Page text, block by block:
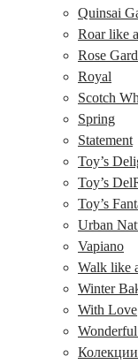
Quinsai
Roar like
Rose
Royal
Scotch
Spring
Statement
Toy’s
Toy’s
Toy’s
Urban
Vapiano
Walk like
Winter
With Love
Колекции